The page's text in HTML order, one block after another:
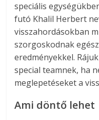
speciális
futó Khalil Herbert
visszahordásokban
szorgoskodnak
eredményekkel.
special teamnek, ha
meglepetéseket a
Ami döntő lehet